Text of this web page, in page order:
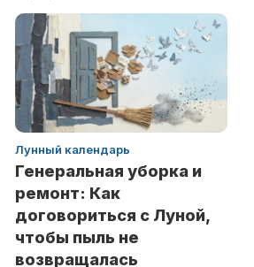
Лунный календарь
Генеральная уборка и
ремонт: Как
договориться с Луной,
чтобы пыль не
возвращалась